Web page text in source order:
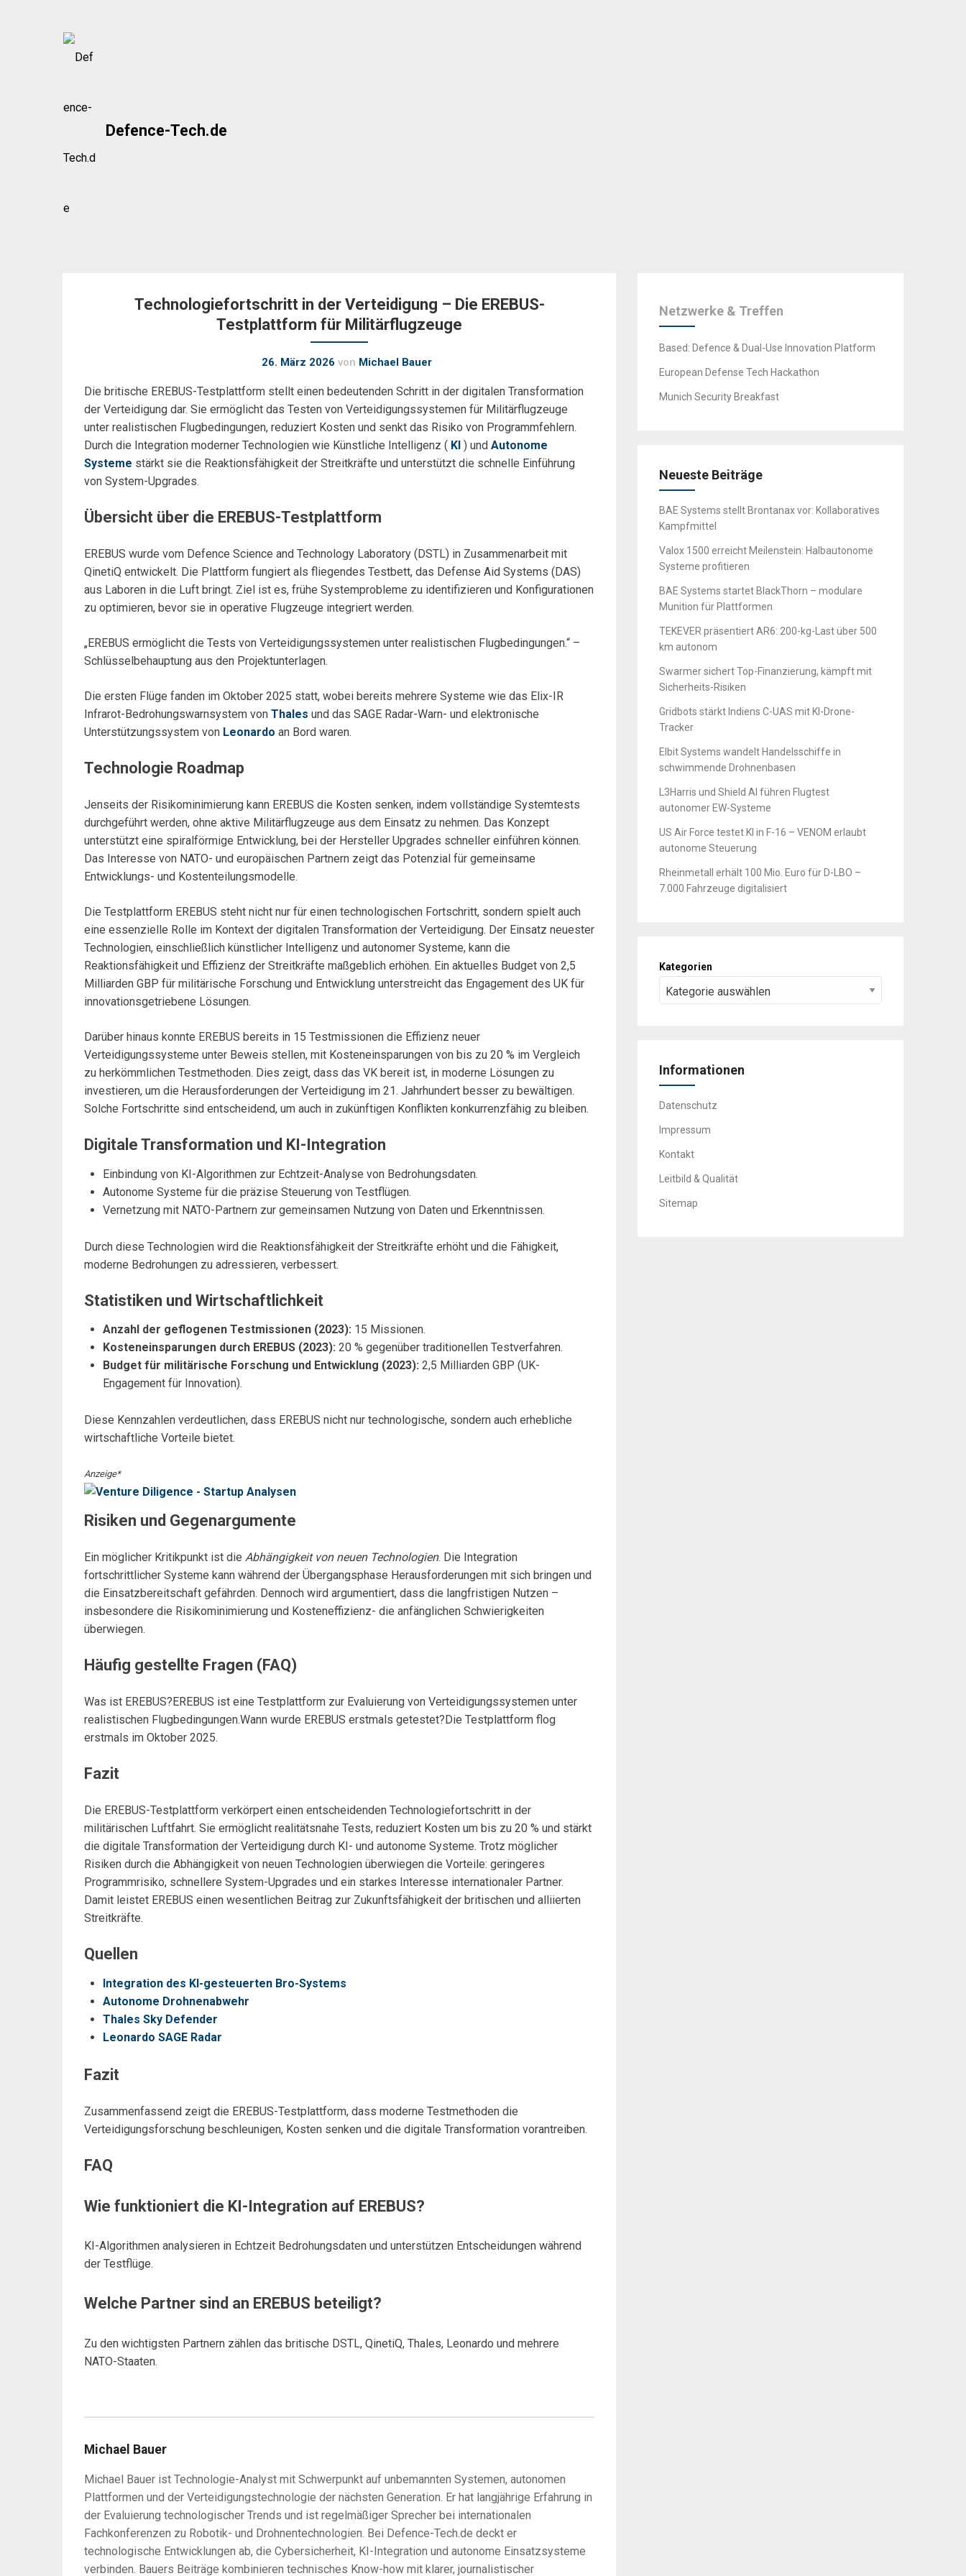
Defence-Tech.de
Technologiefortschritt in der Verteidigung – Die EREBUS-
Testplattform für Militärflugzeuge
26. März 2026 von Michael Bauer
Die britische EREBUS-Testplattform stellt einen bedeutenden Schritt in der digitalen Transformation
der Verteidigung dar. Sie ermöglicht das Testen von Verteidigungssystemen für Militärflugzeuge
unter realistischen Flugbedingungen, reduziert Kosten und senkt das Risiko von Programmfehlern.
Durch die Integration moderner Technologien wie Künstliche Intelligenz ( KI ) und Autonome
Systeme stärkt sie die Reaktionsfähigkeit der Streitkräfte und unterstützt die schnelle Einführung
von System-Upgrades.
Übersicht über die EREBUS-Testplattform
EREBUS wurde vom Defence Science and Technology Laboratory (DSTL) in Zusammenarbeit mit
QinetiQ entwickelt. Die Plattform fungiert als fliegendes Testbett, das Defense Aid Systems (DAS)
aus Laboren in die Luft bringt. Ziel ist es, frühe Systemprobleme zu identifizieren und Konfigurationen
zu optimieren, bevor sie in operative Flugzeuge integriert werden.
„EREBUS ermöglicht die Tests von Verteidigungssystemen unter realistischen Flugbedingungen.“ –
Schlüsselbehauptung aus den Projektunterlagen.
Die ersten Flüge fanden im Oktober 2025 statt, wobei bereits mehrere Systeme wie das Elix-IR
Infrarot-Bedrohungswarnsystem von Thales und das SAGE Radar-Warn- und elektronische
Unterstützungssystem von Leonardo an Bord waren.
Technologie Roadmap
Jenseits der Risikominimierung kann EREBUS die Kosten senken, indem vollständige Systemtests
durchgeführt werden, ohne aktive Militärflugzeuge aus dem Einsatz zu nehmen. Das Konzept
unterstützt eine spiralförmige Entwicklung, bei der Hersteller Upgrades schneller einführen können.
Das Interesse von NATO- und europäischen Partnern zeigt das Potenzial für gemeinsame
Entwicklungs- und Kostenteilungsmodelle.
Die Testplattform EREBUS steht nicht nur für einen technologischen Fortschritt, sondern spielt auch
eine essenzielle Rolle im Kontext der digitalen Transformation der Verteidigung. Der Einsatz neuester
Technologien, einschließlich künstlicher Intelligenz und autonomer Systeme, kann die
Reaktionsfähigkeit und Effizienz der Streitkräfte maßgeblich erhöhen. Ein aktuelles Budget von 2,5
Milliarden GBP für militärische Forschung und Entwicklung unterstreicht das Engagement des UK für
innovationsgetriebene Lösungen.
Darüber hinaus konnte EREBUS bereits in 15 Testmissionen die Effizienz neuer
Verteidigungssysteme unter Beweis stellen, mit Kosteneinsparungen von bis zu 20 % im Vergleich
zu herkömmlichen Testmethoden. Dies zeigt, dass das VK bereit ist, in moderne Lösungen zu
investieren, um die Herausforderungen der Verteidigung im 21. Jahrhundert besser zu bewältigen.
Solche Fortschritte sind entscheidend, um auch in zukünftigen Konflikten konkurrenzfähig zu bleiben.
Digitale Transformation und KI-Integration
Einbindung von KI-Algorithmen zur Echtzeit-Analyse von Bedrohungsdaten.
Autonome Systeme für die präzise Steuerung von Testflügen.
Vernetzung mit NATO-Partnern zur gemeinsamen Nutzung von Daten und Erkenntnissen.
Durch diese Technologien wird die Reaktionsfähigkeit der Streitkräfte erhöht und die Fähigkeit,
moderne Bedrohungen zu adressieren, verbessert.
Statistiken und Wirtschaftlichkeit
Anzahl der geflogenen Testmissionen (2023): 15 Missionen.
Kosteneinsparungen durch EREBUS (2023): 20 % gegenüber traditionellen Testverfahren.
Budget für militärische Forschung und Entwicklung (2023): 2,5 Milliarden GBP (UK-
Engagement für Innovation).
Diese Kennzahlen verdeutlichen, dass EREBUS nicht nur technologische, sondern auch erhebliche
wirtschaftliche Vorteile bietet.
Anzeige*
Risiken und Gegenargumente
Ein möglicher Kritikpunkt ist die Abhängigkeit von neuen Technologien. Die Integration
fortschrittlicher Systeme kann während der Übergangsphase Herausforderungen mit sich bringen und
die Einsatzbereitschaft gefährden. Dennoch wird argumentiert, dass die langfristigen Nutzen –
insbesondere die Risikominimierung und Kosteneffizienz- die anfänglichen Schwierigkeiten
überwiegen.
Häufig gestellte Fragen (FAQ)
Was ist EREBUS?EREBUS ist eine Testplattform zur Evaluierung von Verteidigungssystemen unter
realistischen Flugbedingungen.Wann wurde EREBUS erstmals getestet?Die Testplattform flog
erstmals im Oktober 2025.
Fazit
Die EREBUS-Testplattform verkörpert einen entscheidenden Technologiefortschritt in der
militärischen Luftfahrt. Sie ermöglicht realitätsnahe Tests, reduziert Kosten um bis zu 20 % und stärkt
die digitale Transformation der Verteidigung durch KI- und autonome Systeme. Trotz möglicher
Risiken durch die Abhängigkeit von neuen Technologien überwiegen die Vorteile: geringeres
Programmrisiko, schnellere System-Upgrades und ein starkes Interesse internationaler Partner.
Damit leistet EREBUS einen wesentlichen Beitrag zur Zukunftsfähigkeit der britischen und alliierten
Streitkräfte.
Quellen
Integration des KI-gesteuerten Bro-Systems
Autonome Drohnenabwehr
Thales Sky Defender
Leonardo SAGE Radar
Fazit
Zusammenfassend zeigt die EREBUS-Testplattform, dass moderne Testmethoden die
Verteidigungsforschung beschleunigen, Kosten senken und die digitale Transformation vorantreiben.
FAQ
Wie funktioniert die KI-Integration auf EREBUS?
KI-Algorithmen analysieren in Echtzeit Bedrohungsdaten und unterstützen Entscheidungen während
der Testflüge.
Welche Partner sind an EREBUS beteiligt?
Zu den wichtigsten Partnern zählen das britische DSTL, QinetiQ, Thales, Leonardo und mehrere
NATO-Staaten.
Michael Bauer
Michael Bauer ist Technologie-Analyst mit Schwerpunkt auf unbemannten Systemen, autonomen
Plattformen und der Verteidigungstechnologie der nächsten Generation. Er hat langjährige Erfahrung in
der Evaluierung technologischer Trends und ist regelmäßiger Sprecher bei internationalen
Fachkonferenzen zu Robotik- und Drohnentechnologien. Bei Defence-Tech.de deckt er
technologische Entwicklungen ab, die Cybersicherheit, KI-Integration und autonome Einsatzsysteme
verbinden. Bauers Beiträge kombinieren technisches Know-how mit klarer, journalistischer
Netzwerke & Treffen
Based: Defence & Dual-Use Innovation Platform
European Defense Tech Hackathon
Munich Security Breakfast
Neueste Beiträge
BAE Systems stellt Brontanax vor: Kollaboratives
Kampfmittel
Valox 1500 erreicht Meilenstein: Halbautonome
Systeme profitieren
BAE Systems startet BlackThorn – modulare
Munition für Plattformen
TEKEVER präsentiert AR6: 200-kg-Last über 500
km autonom
Swarmer sichert Top-Finanzierung, kämpft mit
Sicherheits-Risiken
Gridbots stärkt Indiens C-UAS mit KI-Drone-
Tracker
Elbit Systems wandelt Handelsschiffe in
schwimmende Drohnenbasen
L3Harris und Shield AI führen Flugtest
autonomer EW-Systeme
US Air Force testet KI in F-16 – VENOM erlaubt
autonome Steuerung
Rheinmetall erhält 100 Mio. Euro für D-LBO –
7.000 Fahrzeuge digitalisiert
Kategorien
Informationen
Datenschutz
Impressum
Kontakt
Leitbild & Qualität
Sitemap